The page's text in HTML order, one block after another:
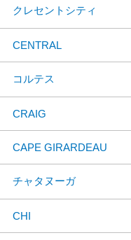
クレセントシティ
CENTRAL
コルテス
CRAIG
CAPE GIRARDEAU
チャタヌーガ
CHI